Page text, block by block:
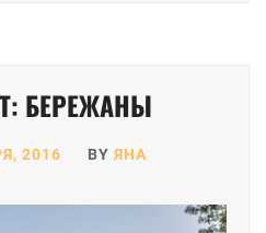
БЕРЕЖАНЫ
2016 BY ЯНА